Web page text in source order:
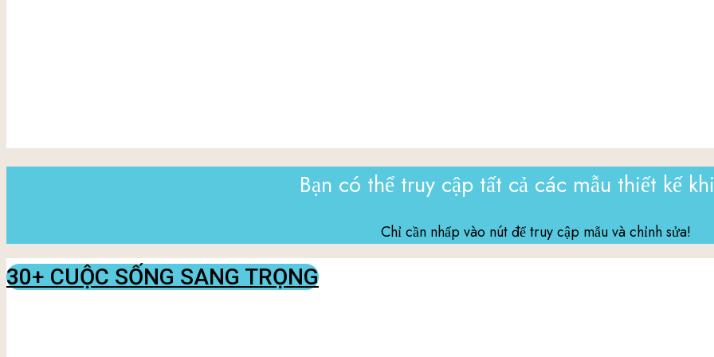
Bạn có thể truy cập tất cả các mẫu thiết kế
Chỉ cần nhấp vào nút để truy cập mẫu và chỉnh sửa!
30+ CUỘC SỐNG SANG TRỌNG